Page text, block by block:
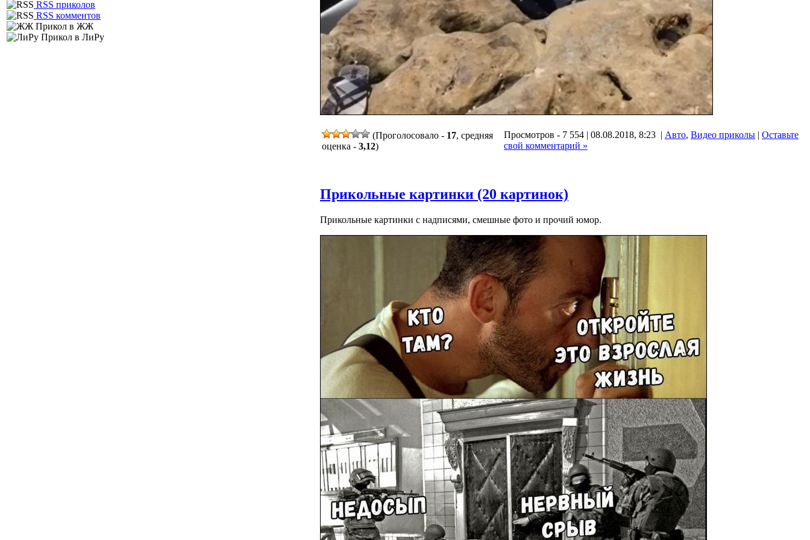
RSS приколов
RSS комментов
Прикол в ЖЖ
Прикол в ЛиРу
(Проголосовало - 17, средняя
оценка - 3,12)
Просмотров - 7 554 | 08.08.2018, 8:23 | Авто, Видео приколы | Оставьте
свой комментарий »
Прикольные картинки (20 картинок)
Прикольные картинки с надписями, смешные фото и прочий юмор.